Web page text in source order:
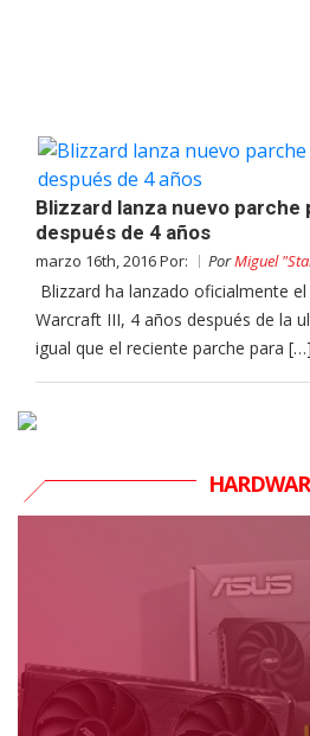
Blizzard lanza nuevo parche
después de 4 años
marzo 16th, 2016 Por: PorMiguel
Blizzard ha lanzado oficialmente
Warcraft III, 4 años después de la
igual que el reciente parche para […]